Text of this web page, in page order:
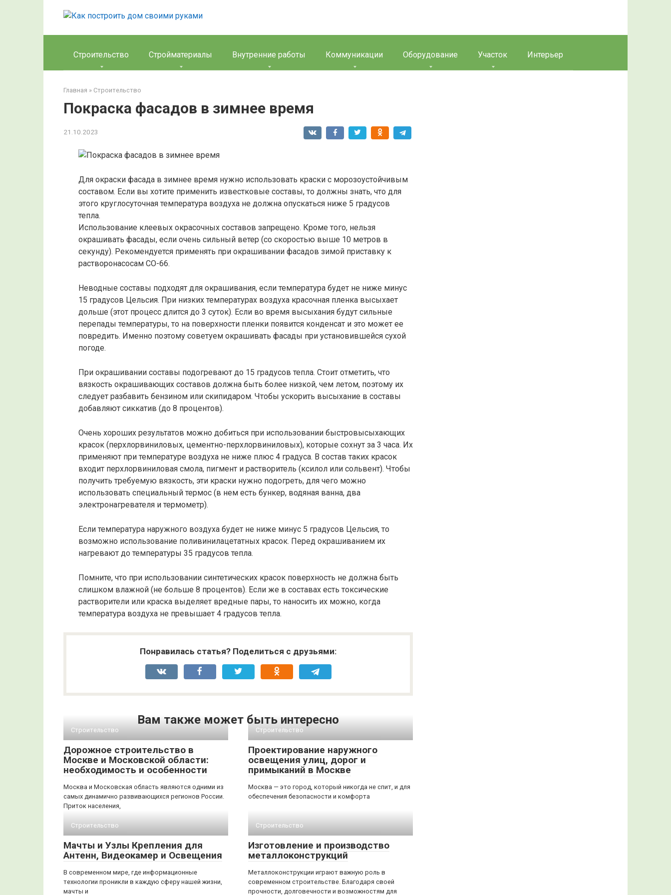
Строительство Стройматериалы Внутренние работы Коммуникации Оборудование Участок Интерьер
Главная » Строительство
Покраска фасадов в зимнее время
21.10.2023
Для окраски фасада в зимнее время нужно использовать краски с морозоустойчивым
составом. Если вы хотите применить известковые составы, то должны знать, что для
этого круглосуточная температура воздуха не должна опускаться ниже 5 градусов
тепла.
Использование клеевых окрасочных составов запрещено. Кроме того, нельзя
окрашивать фасады, если очень сильный ветер (со скоростью выше 10 метров в
секунду). Рекомендуется применять при окрашивании фасадов зимой приставку к
растворонасосам СО-66.
Неводные составы подходят для окрашивания, если температура будет не ниже минус
15 градусов Цельсия. При низких температурах воздуха красочная пленка высыхает
дольше (этот процесс длится до 3 суток). Если во время высыхания будут сильные
перепады температуры, то на поверхности пленки появится конденсат и это может ее
повредить. Именно поэтому советуем окрашивать фасады при установившейся сухой
погоде.
При окрашивании составы подогревают до 15 градусов тепла. Стоит отметить, что
вязкость окрашивающих составов должна быть более низкой, чем летом, поэтому их
следует разбавить бензином или скипидаром. Чтобы ускорить высыхание в составы
добавляют сиккатив (до 8 процентов).
Очень хороших результатов можно добиться при использовании быстровысыхающих
красок (перхлорвиниловых, цементно-перхлорвиниловых), которые сохнут за 3 часа. Их
применяют при температуре воздуха не ниже плюс 4 градуса. В состав таких красок
входит перхлорвиниловая смола, пигмент и растворитель (ксилол или сольвент). Чтобы
получить требуемую вязкость, эти краски нужно подогреть, для чего можно
использовать специальный термос (в нем есть бункер, водяная ванна, два
электронагревателя и термометр).
Если температура наружного воздуха будет не ниже минус 5 градусов Цельсия, то
возможно использование поливинилацетатных красок. Перед окрашиванием их
нагревают до температуры 35 градусов тепла.
Помните, что при использовании синтетических красок поверхность не должна быть
слишком влажной (не больше 8 процентов). Если же в составах есть токсические
растворители или краска выделяет вредные пары, то наносить их можно, когда
температура воздуха не превышает 4 градусов тепла.
Понравилась статья? Поделиться с друзьями:
Вам также может быть интересно
Строительство
Дорожное строительство в
Москве и Московской области:
необходимость и особенности
Москва и Московская область являются одними из
самых динамично развивающихся регионов России.
Приток населения,
Строительство
Проектирование наружного
освещения улиц, дорог и
примыканий в Москве
Москва — это город, который никогда не спит, и для
обеспечения безопасности и комфорта
Строительство
Мачты и Узлы Крепления для
Антенн, Видеокамер и Освещения
В современном мире, где информационные
технологии проникли в каждую сферу нашей жизни,
мачты и
Строительство
Изготовление и производство
металлоконструкций
Металлоконструкции играют важную роль в
современном строительстве. Благодаря своей
прочности, долговечности и возможностям для